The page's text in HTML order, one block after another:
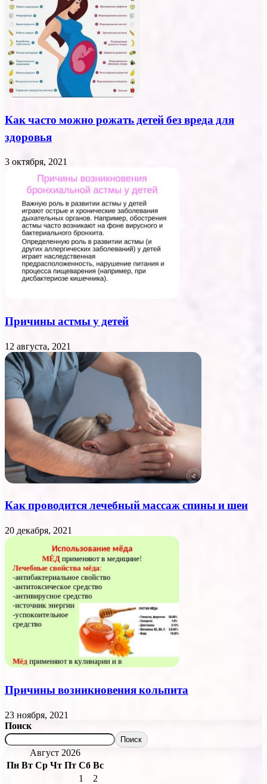
Как часто можно рожать детей без вреда для
здоровья
3 октября, 2021
Причины астмы у детей
12 августа, 2021
Как проводится лечебный массаж спины и шеи
20 декабря, 2021
Причины возникновения кольпита
23 ноября, 2021
Поиск
Поиск
Август 2026
Пн Вт Ср Чт Пт Сб Вс
1
2